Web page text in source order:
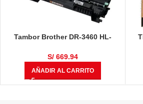
Tambor Brother DR-3460 HL-
L5650DN / MFC-L6700 / MFC-
L6900DW / MFC-L5900DW 50,000
Páginas
S/669.94
AÑADIR AL CARRITO